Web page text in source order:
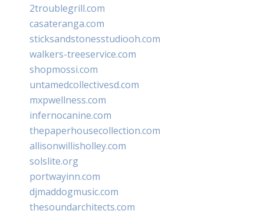
2troublegrill.com
casateranga.com
sticksandstonesstudiooh.com
walkers-treeservice.com
shopmossi.com
untamedcollectivesd.com
mxpwellness.com
infernocanine.com
thepaperhousecollection.com
allisonwillisholley.com
solslite.org
portwayinn.com
djmaddogmusic.com
thesoundarchitects.com